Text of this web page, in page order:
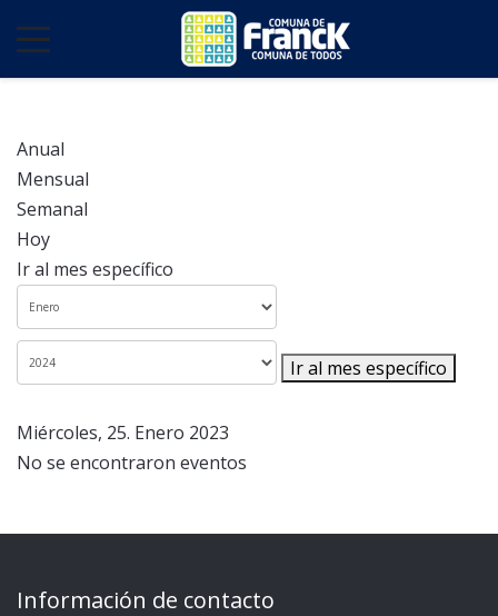
Anual
Mensual
Semanal
Hoy
Ir al mes específico
Ir al mes específico
Miércoles, 25. Enero 2023
No se encontraron eventos
Información de contacto